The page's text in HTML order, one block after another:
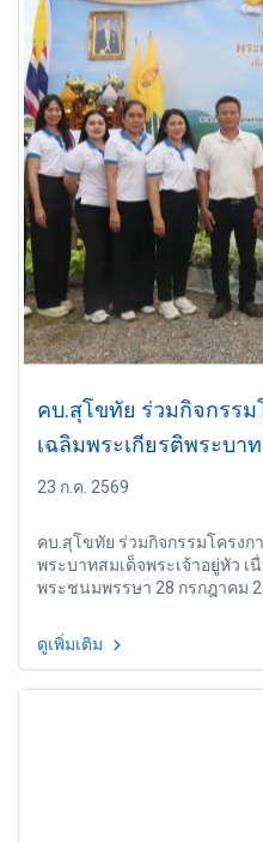
คบ.สุโขทัย ร่วมกิจกรร
เฉลิมพระเกียรติพระบา
ในโอกาสวันเฉลิมพระช
23 ก.ค. 2569
คบ.สุโขทัย ร่วมกิจกรรมโครงก
พระบาทสมเด็จพระเจ้าอยู่หัว เ
พระชนมพรรษา 28 กรกฎาคม
ดูเพิ่มเติม